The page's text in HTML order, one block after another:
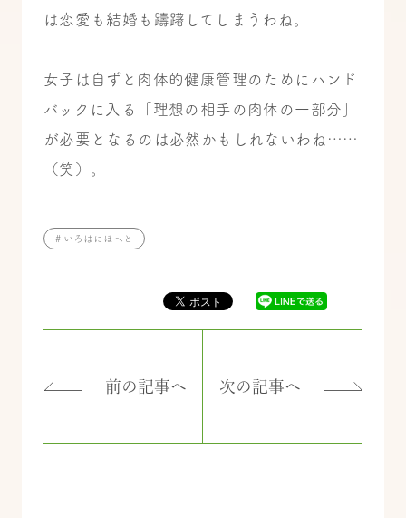
は恋愛も結婚も躊躇してしまうわね。
女子は自ずと肉体的健康管理のためにハンド
バックに入る「理想の相手の肉体の一部分」
が必要となるのは必然かもしれないわね……
（笑）。
# いろはにほへと
前の記事へ 次の記事へ